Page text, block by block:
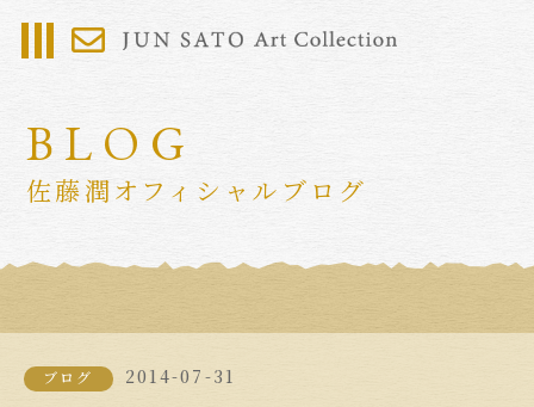
BLOG
佐藤潤オフィシャルブログ
ブログ 2014-07-31